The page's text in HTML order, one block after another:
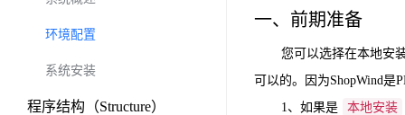
环境配置
系统安装
程序结构（Structure）
一、前期准备
您可以选择在本地安
可以的。因为ShopWind
1、如果是
本地安装